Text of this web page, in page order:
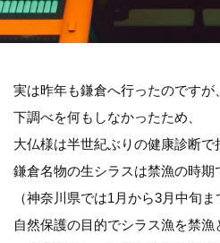
実は昨年も鎌倉へ行ったのですが、
下調べを何もしなかったため、
大仏様は半世紀ぶりの健康診断で
鎌倉名物の生シラスは禁漁の時期
（神奈川県では1月から3月中旬ま
自然保護の目的でシラス漁を禁漁